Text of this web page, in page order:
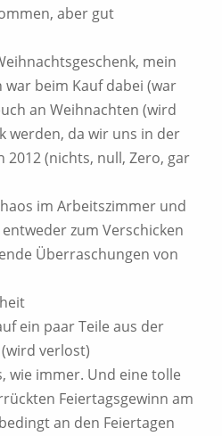
aber gut
mein
war beim Kauf dabei (war
an Weihnachten (wird
werden, da wir uns in der
2012 (nichts, null, Zero, gar
im Arbeitszimmer und
zum Verschicken
Überraschungen von
ein paar Teile aus der
(wird verlost)
wie immer. Und eine tolle
Feiertagsgewinn am
an den Feiertagen